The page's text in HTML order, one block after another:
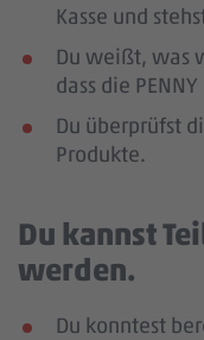
Kasse und
Du weißt, was
dass die
Du überprüfst
Produkte.
Du kannst
werden.
Du konntest